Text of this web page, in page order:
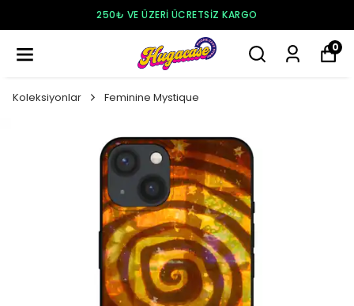
250₺ VE ÜZERI ÜCRETSIZ KARGO
0
Koleksiyonlar Feminine Mystique